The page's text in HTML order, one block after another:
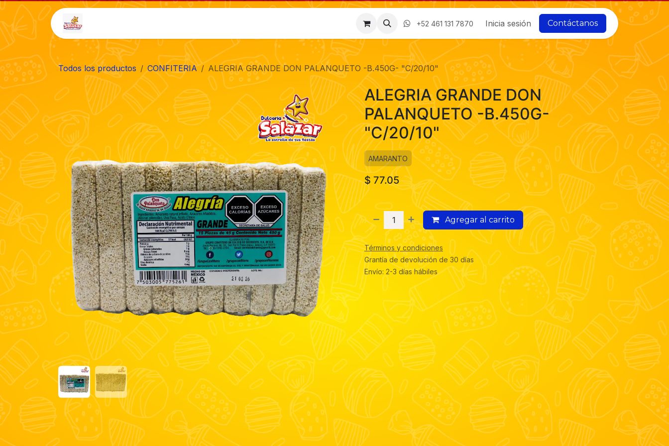
Ir al contenido
Contáctenos Nosotros
+52 461 131 7870 Inicia sesión Contáctanos
Todos los productos CONFITERIA ALEGRIA GRANDE DON PALANQUETO -B.450G- "C/20/10"
ALEGRIA GRANDE DON
PALANQUETO -B.450G-
"C/20/10"
AMARANTO
$ 77.05
Agregar al carrito
Términos y condiciones
Grantía de devolución de 30 días
Envío: 2-3 días hábiles